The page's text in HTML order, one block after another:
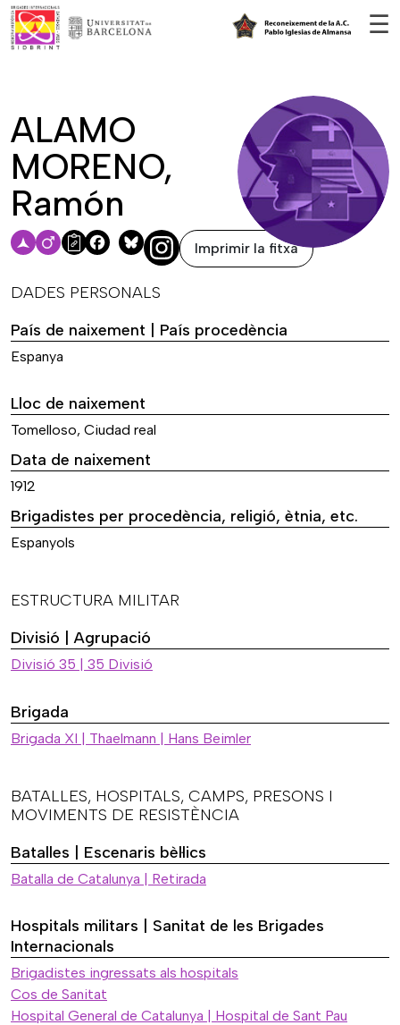
☰
ALAMO
MORENO,
Ramón
Facebook
Bluesky Imprimir la fitxa
DADES PERSONALS
País de naixement | País procedència
Espanya
Lloc de naixement
Tomelloso, Ciudad real
Data de naixement
1912
Brigadistes per procedència, religió, ètnia, etc.
Espanyols
ESTRUCTURA MILITAR
Divisió | Agrupació
Divisió 35 | 35 Divisió
Brigada
Brigada XI | Thaelmann | Hans Beimler
BATALLES, HOSPITALS, CAMPS, PRESONS I
MOVIMENTS DE RESISTÈNCIA
Batalles | Escenaris bèl·lics
Batalla de Catalunya | Retirada
Hospitals militars | Sanitat de les Brigades
Internacionals
Brigadistes ingressats als hospitals
Cos de Sanitat
Hospital General de Catalunya | Hospital de Sant Pau